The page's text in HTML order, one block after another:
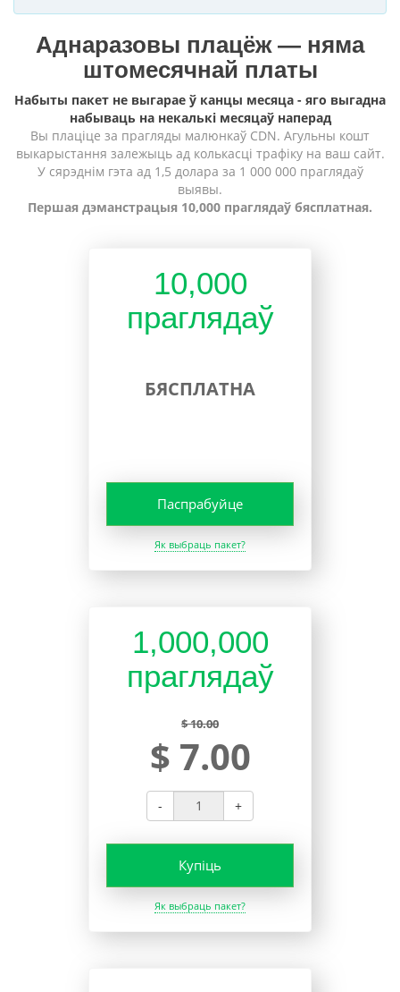
Аднаразовы плацёж — няма
штомесячнай платы
Набыты пакет не выгарае ў канцы месяца - яго выгадна
набываць на некалькі месяцаў наперад
Вы плаціце за прагляды малюнкаў CDN. Агульны кошт
выкарыстання залежыць ад колькасці трафіку на ваш сайт.
У сярэднім гэта ад 1,5 долара за 1 000 000 праглядаў
выявы.
Першая дэманстрацыя 10,000 праглядаў бясплатная.
10,000
праглядаў
БЯСПЛАТНА
Паспрабуйце
Як выбраць пакет?
1,000,000
праглядаў
$ 10.00
$ 7.00
- +
Купіць
Як выбраць пакет?